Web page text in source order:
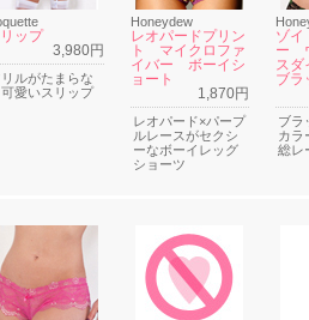
ップ
3,980円
リルがたまらな
可愛いスリップ
Honeydew
レオパードプリン
ト マイクロファ
イバー ボーイシ
ョート
1,870円
レオパード×パープ
ルレースがセクシ
ーなボーイレッグ
ショーツ
ゾ
ー
ス
ブラ
ブラ
カラ
総レ